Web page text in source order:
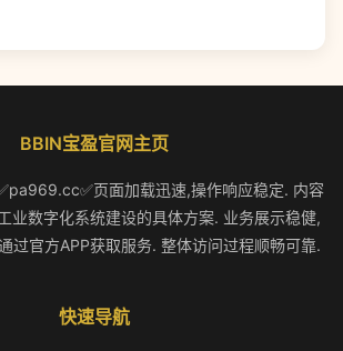
BBIN宝盈官网主页
页面加载迅速,操作响应稳定. 内容
业数字化系统建设的具体方案. 业务展示稳健,
过官方APP获取服务. 整体访问过程顺畅可靠.
快速导航